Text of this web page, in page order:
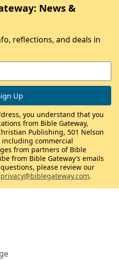
News &
reflections, and deals in
you understand that you
from Bible Gateway,
Publishing, 501 Nelson
including commercial
from partners of Bible
from Bible Gateway’s emails
please review our
privacy@biblegateway.com.